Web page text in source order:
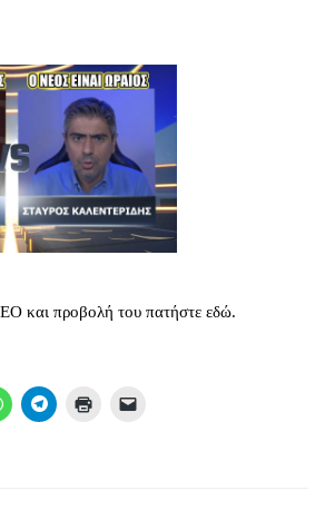
και προβολή του πατήστε εδώ.